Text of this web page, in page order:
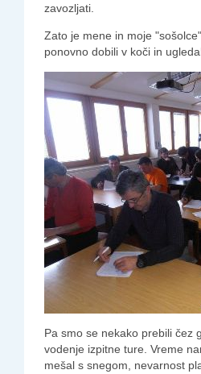
zavozljati.
Zato je mene in moje
ponovno dobili v koči in
Pa smo se nekako prebili čez
vodenje izpitne ture. Vreme
mešal s snegom, nevarnost